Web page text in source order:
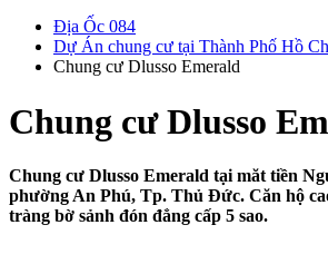
Địa Ốc 084
Dự Án chung cư tại Thành Phố Hồ
Chung cư Dlusso Emerald
Chung cư Dlusso
Chung cư Dlusso Emerald tại măt tiền
phường An Phú, Tp. Thủ Đức. Căn hộ
tràng bờ sảnh đón đẳng cấp 5 sao.